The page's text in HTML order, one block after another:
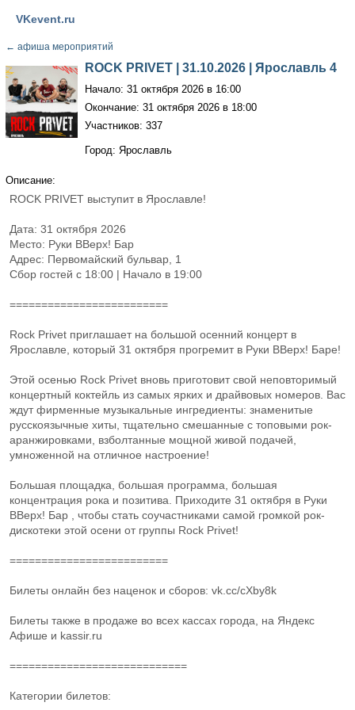
VKevent.ru
← афиша мероприятий
ROCK PRIVET | 31.10.2026 | Ярославль 4
Начало: 31 октября 2026 в 16:00
Окончание: 31 октября 2026 в 18:00
Участников: 337
Город: Ярославль
Описание:
ROCK PRIVET выступит в Ярославле!
Дата: 31 октября 2026
Место: Руки ВВерх! Бар
Адрес: Первомайский бульвар, 1
Сбор гостей с 18:00 | Начало в 19:00
=========================
Rock Privet приглашает на большой осенний концерт в
Ярославле, который 31 октября прогремит в Руки ВВерх! Баре!
Этой осенью Rock Privet вновь приготовит свой неповторимый
концертный коктейль из самых ярких и драйвовых номеров. Вас
ждут фирменные музыкальные ингредиенты: знаменитые
русскоязычные хиты, тщательно смешанные с топовыми рок-
аранжировками, взболтанные мощной живой подачей,
умноженной на отличное настроение!
Большая площадка, большая программа, большая
концентрация рока и позитива. Приходите 31 октября в Руки
ВВерх! Бар , чтобы стать соучастниками самой громкой рок-
дискотеки этой осени от группы Rock Privet!
=========================
Билеты онлайн без наценок и сборов: vk.cc/cXby8k
Билеты также в продаже во всех кассах города, на Яндекс
Афише и kassir.ru
============================
Категории билетов: